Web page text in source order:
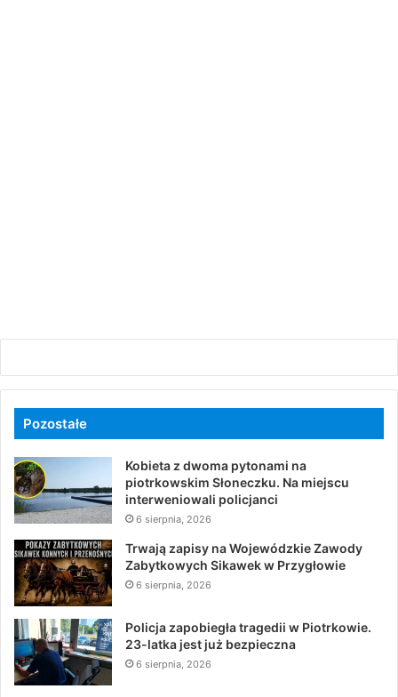
Pozostałe
Kobieta z dwoma pytonami na
piotrkowskim Słoneczku. Na miejscu
interweniowali policjanci
6 sierpnia, 2026
Trwają zapisy na Wojewódzkie Zawody
Zabytkowych Sikawek w Przygłowie
6 sierpnia, 2026
Policja zapobiegła tragedii w Piotrkowie.
23-latka jest już bezpieczna
6 sierpnia, 2026